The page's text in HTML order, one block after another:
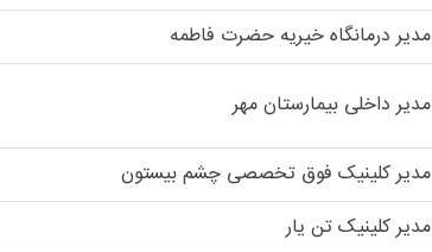
مدیر درمانگاه خیریه حضرت فاطمه
مدیر داخلی بیمارستان مهر
مدیر کلینیک فوق تخصصی چشم بیستون
مدیر کلینیک تن یار